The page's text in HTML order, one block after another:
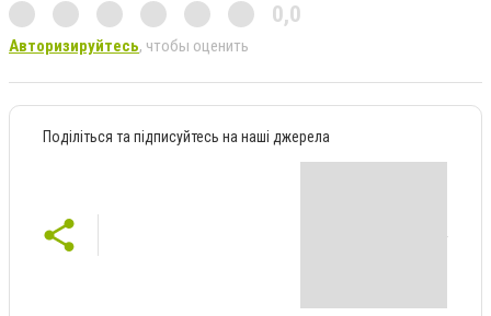
0,0
Авторизируйтесь, чтобы оценить
Поділіться та підписуйтесь на наші джерела